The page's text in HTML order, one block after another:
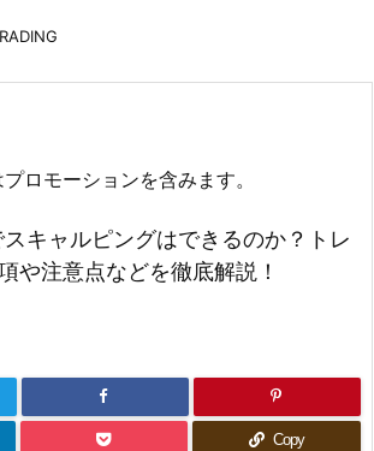
プロモーションを含みます。
キャルピングはできるのか？トレ
や注意点などを徹底解説！
Copy